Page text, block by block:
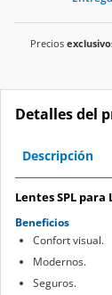
Precios
Detalles del
Descripción
Lentes SPL para
Beneficios
Confort visual.
Modernos.
Seguros.